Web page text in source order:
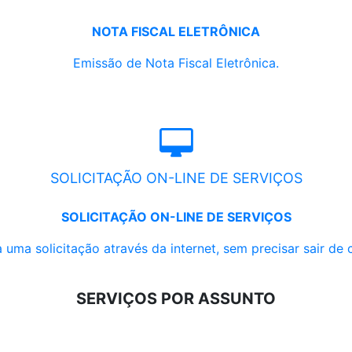
NOTA FISCAL ELETRÔNICA
Emissão de Nota Fiscal Eletrônica.
SOLICITAÇÃO ON-LINE DE SERVIÇOS
SOLICITAÇÃO ON-LINE DE SERVIÇOS
uma solicitação através da internet, sem precisar sair de
SERVIÇOS POR ASSUNTO